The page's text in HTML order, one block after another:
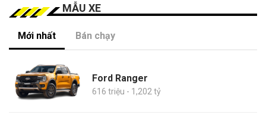
MẪU XE
Mới nhất Bán chạy
Ford Ranger
616 triệu - 1,202 tỷ